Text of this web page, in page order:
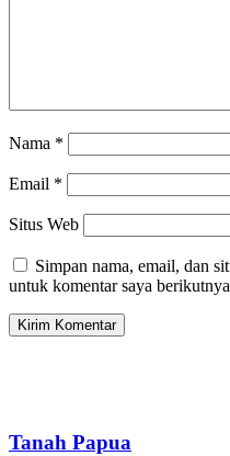
Nama *
Email *
Situs Web
Simpan nama, email, dan
untuk komentar saya
Tanah Papua